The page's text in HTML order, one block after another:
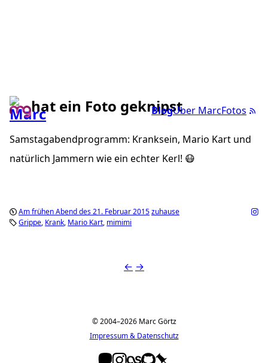
BlogÜber MarcFotos
hat ein Foto geknipst
Samstagabendprogramm: Kranksein, Mario Kart und
natürlich Jammern wie ein echter Kerl! 😷
Am frühen Abend des 21. Februar 2015zuhause
Grippe Krank Mario Kart mimimi
← →
© 2004–2026 Marc Görtz
Impressum & Datenschutz